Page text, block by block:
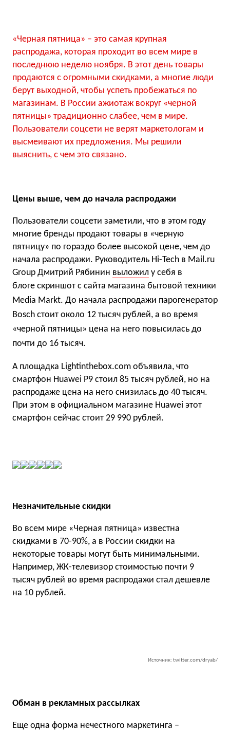
«Черная пятница» – это самая крупная
распродажа, которая проходит во всем мире в
последнюю неделю ноября. В этот день товары
продаются с огромными скидками, а многие люди
берут выходной, чтобы успеть пробежаться по
магазинам. В России ажиотаж вокруг «черной
пятницы» традиционно слабее, чем в мире.
Пользователи соцсети не верят маркетологам и
высмеивают их предложения. Мы решили
выяснить, с чем это связано.
Цены выше, чем до начала распродажи
Пользователи соцсети заметили, что в этом году
многие бренды продают товары в «черную
пятницу» по гораздо более высокой цене, чем до
начала распродажи. Руководитель Hi-Tech в Mail.ru
Group Дмитрий Рябинин выложил у себя в
блоге скриншот с сайта магазина бытовой техники
Media Markt. До начала распродажи парогенератор
Bosch стоит около 12 тысяч рублей, а во время
«черной пятницы» цена на него повысилась до
почти до 16 тысяч.
А площадка Lightinthebox.com объявила, что
смартфон Huawei P9 стоил 85 тысяч рублей, но на
распродаже цена на него снизилась до 40 тысяч.
При этом в официальном магазине Huawei этот
смартфон сейчас стоит 29 990 рублей.
Незначительные скидки
Во всем мире «Черная пятница» известна
скидками в 70-90%, а в России скидки на
некоторые товары могут быть минимальными.
Например, ЖК-телевизор стоимостью почти 9
тысяч рублей во время распродажи стал дешевле
на 10 рублей.
Источник: twitter.com/dryab/
Обман в рекламных рассылках
Еще одна форма нечестного маркетинга –